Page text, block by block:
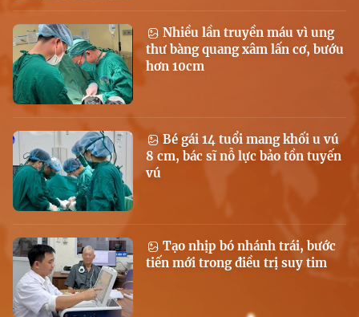
Nhiều lần truyền máu vì ung
thư bàng quang xâm lấn cơ, bướu
hơn 10cm
Bé gái 14 tuổi mang khối u vú
8 cm, bác sĩ nỗ lực bảo tồn tuyến
vú
Tạo nhịp bó nhánh trái, bước
tiến mới trong điều trị suy tim